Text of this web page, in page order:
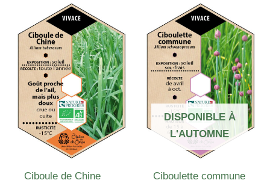
8,00 €
Ciboule de Chine
DISPONIBLE À
L'AUTOMNE
Ciboulette commune